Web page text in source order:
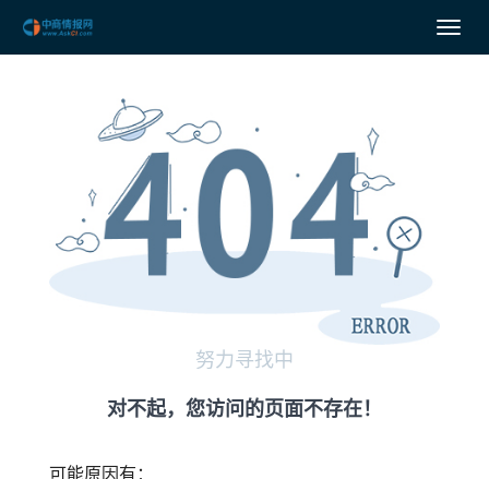
努力寻找中
对不起，您访问的页面不存在！
可能原因有：